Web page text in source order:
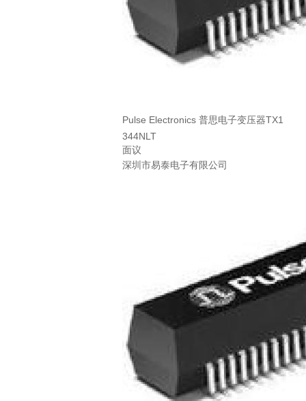
Pulse Electronics 普思电子变压器TX1
344NLT
面议
深圳市易泰电子有限公司